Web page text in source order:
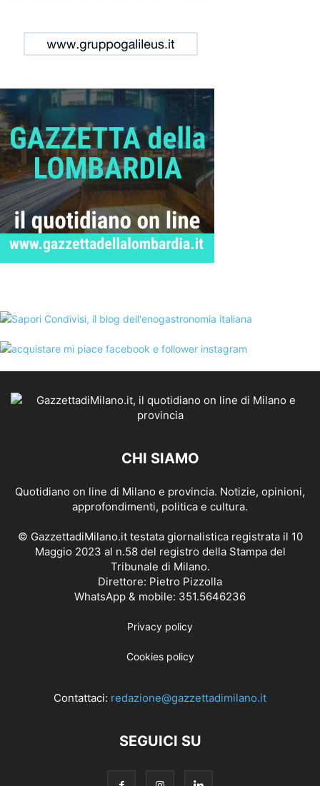
CHI SIAMO
Quotidiano on line di Milano e provincia. Notizie, opinioni,
approfondimenti, politica e cultura.
© GazzettadiMilano.it testata giornalistica registrata il 10
Maggio 2023 al n.58 del registro della Stampa del
Tribunale di Milano.
Direttore: Pietro Pizzolla
WhatsApp & mobile: 351.5646236
Privacy policy
Cookies policy
Contattaci: redazione@gazzettadimilano.it
SEGUICI SU